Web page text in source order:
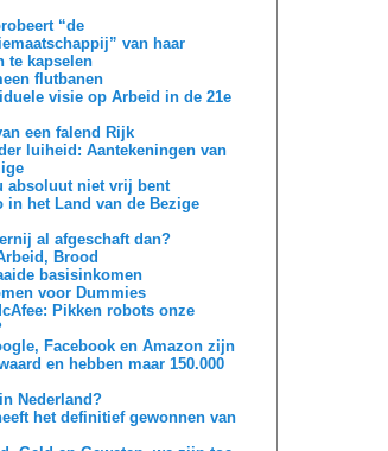
“de
van haar
te kapselen
flutbanen
visie op Arbeid in de 21e
een falend Rijk
luiheid: Aantekeningen van
absoluut niet vrij bent
in het Land van de Bezige
al afgeschaft dan?
Brood
basisinkomen
voor Dummies
Pikken robots onze
Facebook en Amazon zijn
en hebben maar 150.000
Nederland?
het definitief gewonnen van